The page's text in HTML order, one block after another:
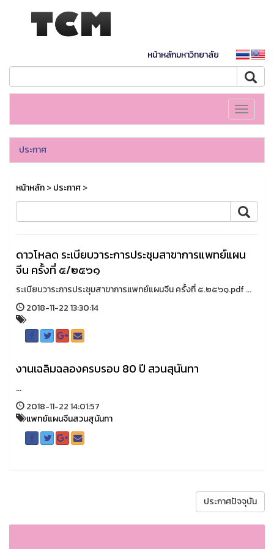
หน้าหลักมหาวิทยาลัย
Toggle
ประกาศ
หน้าหลัก>ประกาศ>
ดาวโหลด ระเบียบวาระการประชุมสาขาการแพทย์แผน
จีน ครั้งที่ ๕/๒๕๖๑
ระเบียบวาระการประชุมสาขาการแพทย์แผนจีน ครั้งที่ ๕.๒๕๖๑.pdf ...
2018-11-22 13:30:14
งานเฉลิมฉลองครบรอบ 80 ปี สวนสุนันทา
...
2018-11-22 14:01:57
แพทย์แผนจีนสวนสุนันทา
ประกาศปัจจุบัน